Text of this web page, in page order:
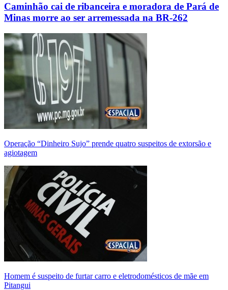
Caminhão cai de ribanceira e moradora de Pará de
Minas morre ao ser arremessada na BR-262
Operação “Dinheiro Sujo” prende quatro suspeitos de extorsão e
agiotagem
Homem é suspeito de furtar carro e eletrodomésticos de mãe em
Pitangui